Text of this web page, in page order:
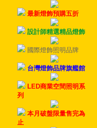
最新燈飾預購五折
設計師精選精品燈飾
國際燈飾照明品牌
台灣燈飾品牌旗艦館
LED商業空間照明系
列
本月破盤限量售完為
止